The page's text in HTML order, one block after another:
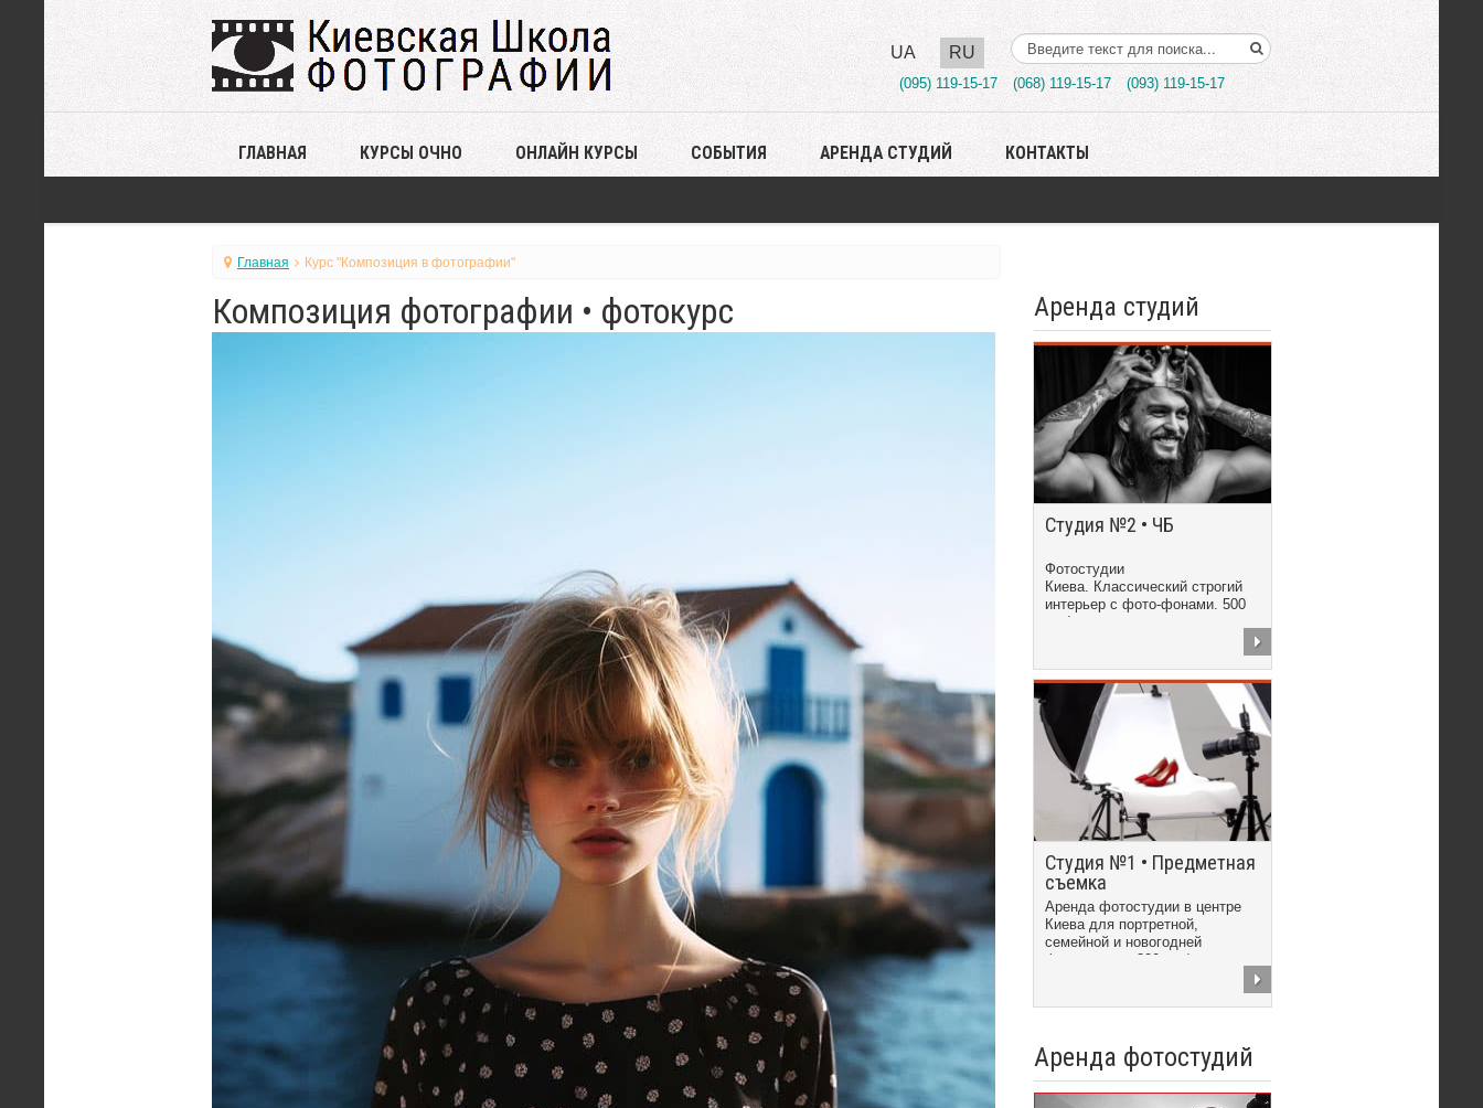
UA RU Поиск..
(095) 119-15-17 (068) 119-15-17 (093) 119-15-17
ГЛАВНАЯ КУРСЫ ОЧНО ОНЛАЙН КУРСЫ СОБЫТИЯ АРЕНДА СТУДИЙ КОНТАКТЫ
Главная Курс "Композиция в фотографии"
Композиция фотографии • фотокурс Аренда студий
Студия №2 • ЧБ
Фотостудии
Киева. Классический строгий
интерьер с фото-фонами. 500
грн/час
Студия №1 • Предметная
съемка
Аренда фотостудии в центре
Киева для портретной,
семейной и новогодней
фотосъемки. 300 грн/час
Аренда фотостудий